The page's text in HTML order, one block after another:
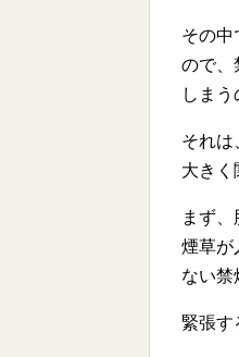
その中
ので、
しまう
それは
大きく
まず
煙草が
ない禁
緊張す